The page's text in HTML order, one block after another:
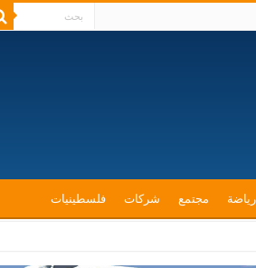
رياضة مجتمع شركات فلسطينيات